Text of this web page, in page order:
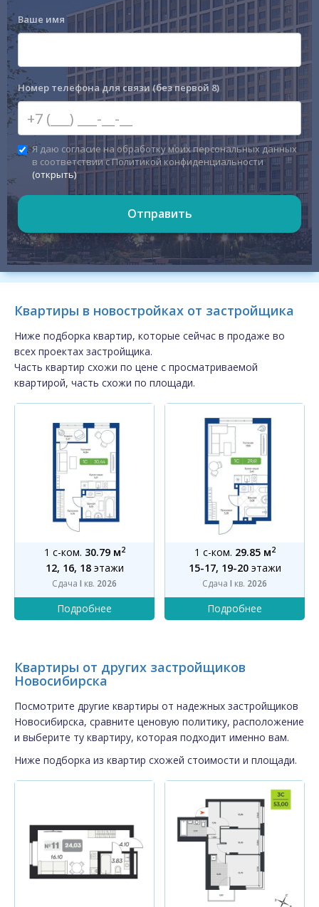
Ваше имя
Номер телефона для связи (без первой 8)
Я даю согласие на обработку моих персональных данных
в соответствии с Политикой конфиденциальности
(открыть)
Отправить
Квартиры в новостройках от застройщика
Ниже подборка квартир, которые сейчас в продаже во
всех проектах застройщика.
Часть квартир схожи по цене с просматриваемой
квартирой, часть схожи по площади.
1 с-ком. 30.79 м2
12, 16, 18этажи
Сдача I кв. 2026
1 с-ком. 29.85 м2
15-17, 19-20этажи
Сдача I кв. 2026
Квартиры от других застройщиков
Новосибирска
Посмотрите другие квартиры от надежных застройщиков
Новосибирска, сравните ценовую политику, расположение
и выберите ту квартиру, которая подходит именно вам.
Ниже подборка из квартир схожей стоимости и площади.